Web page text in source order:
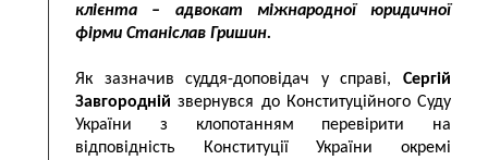
клієнта – адвокат міжнародної юридичної
фірми Станіслав Гришин.
Як зазначив суддя-доповідач у справі, Сергій
Завгородній звернувся до Конституційного Суду
України з клопотанням перевірити на
відповідність Конституції України окремі